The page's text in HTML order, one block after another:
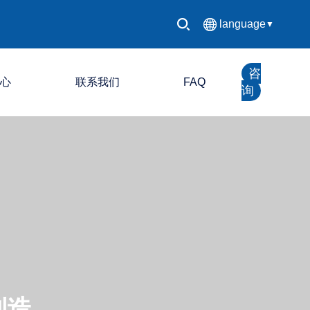
language▼
中文简体
English
Español
联系我们 FAQ
咨
询